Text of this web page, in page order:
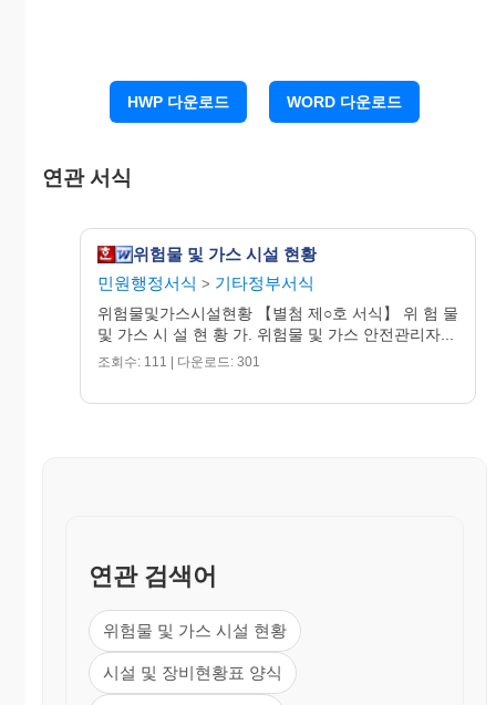
시 설
설 치
위 치
소방
류 별
품
명
수
량
HWP 다운로드 WORD 다운로드
연관 서식
위험물 및 가스 시설 현황
민원행정서식 > 기타정부서식
위험물및가스시설현황 【별첨 제○호 서식】 위 험 물
및 가스 시 설 현 황 가. 위험물 및 가스 안전관리자...
조회수: 111 | 다운로드: 301
연관 검색어
위험물 및 가스 시설 현황
시설 및 장비현황표 양식